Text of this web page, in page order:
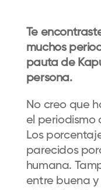
Te
muchos
pauta de
persona.
No creo que
el periodismo
Los
parecidos
humana.
entre buena